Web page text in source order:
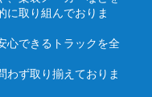
に取り組んでおりま
心できるトラックを全
わず取り揃えておりま